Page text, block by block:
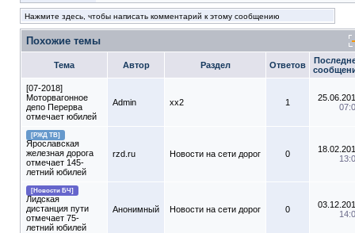
Нажмите здесь, чтобы написать комментарий к этому сообщению
Похожие темы
Тема Автор Раздел Ответов
[07-2018]
Моторвагонное
депо Перерва
отмечает юбилей
Admin xx2 1
[РЖД ТВ]
Ярославская
железная дорога
отмечает 145-
летний юбилей
rzd.ru Новости на сети дорог 0
[Новости БЧ]
Лидская
дистанция пути
отмечает 75-
летний юбилей
Анонимный Новости на сети дорог 0